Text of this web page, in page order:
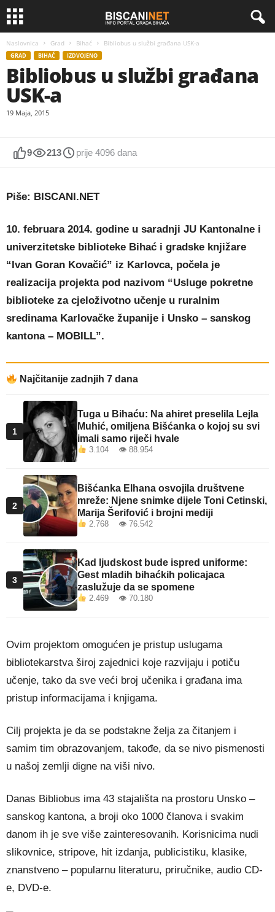
Naslovnica Grad Bihać Bibliobus u službi građana USK-a
GRAD BIHAĆ IZDVOJENO
Bibliobus u službi građana
USK-a
19 Maja, 2015
9 213 prije 4096 dana
Piše: BISCANI.NET
10. februara 2014. godine u saradnji JU Kantonalne i
univerzitetske biblioteke Bihać i gradske knjižare
“Ivan Goran Kovačić” iz Karlovca, počela je
realizacija projekta pod nazivom “Usluge pokretne
biblioteke za cjeloživotno učenje u ruralnim
sredinama Karlovačke županije i Unsko – sanskog
kantona – MOBILL”.
Najčitanije zadnjih 7 dana
1
Tuga u Bihaću: Na ahiret preselila Lejla
Muhić, omiljena Bišćanka o kojoj su svi
imali samo riječi hvale
3.104 👁 88.954
2
Bišćanka Elhana osvojila društvene
mreže: Njene snimke dijele Toni Cetinski,
Marija Šerifović i brojni mediji
2.768 👁 76.542
3
Kad ljudskost bude ispred uniforme:
Gest mladih bihaćkih policajaca
zaslužuje da se spomene
2.469 👁 70.180
Ovim projektom omogućen je pristup uslugama
bibliotekarstva široj zajednici koje razvijaju i potiču
učenje, tako da sve veći broj učenika i građana ima
pristup informacijama i knjigama.
Cilj projekta je da se podstakne želja za čitanjem i
samim tim obrazovanjem, takođe, da se nivo pismenosti
u našoj zemlji digne na viši nivo.
Danas Bibliobus ima 43 stajališta na prostoru Unsko –
sanskog kantona, a broji oko 1000 članova i svakim
danom ih je sve više zainteresovanih. Korisnicima nudi
slikovnice, stripove, hit izdanja, publicistiku, klasike,
znanstveno – popularnu literaturu, priručnike, audio CD-
e, DVD-e.